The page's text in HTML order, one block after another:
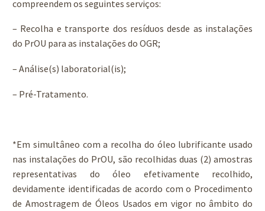
compreendem os seguintes serviços:
– Recolha e transporte dos resíduos desde as instalações
do PrOU para as instalações do OGR;
– Análise(s) laboratorial(is);
– Pré-Tratamento.
*Em simultâneo com a recolha do óleo lubrificante usado
nas instalações do PrOU, são recolhidas duas (2) amostras
representativas do óleo efetivamente recolhido,
devidamente identificadas de acordo com o Procedimento
de Amostragem de Óleos Usados em vigor no âmbito do